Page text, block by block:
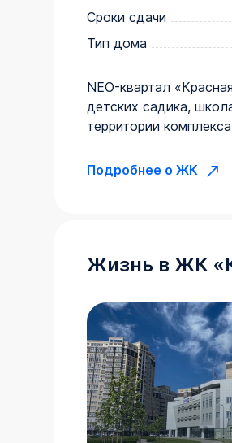
Сроки сдачи
Тип дома
NEO-квартал
детских садика,
территории
Подробнее о ЖК
Жизнь в ЖК «